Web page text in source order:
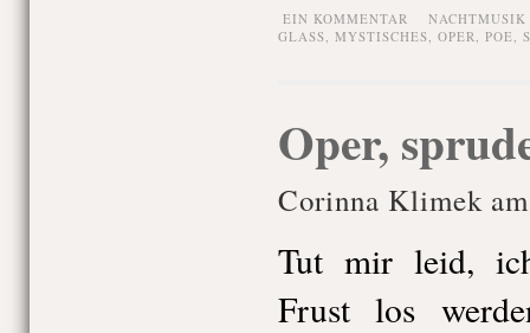
EIN KOMMENTAR
NACHTMUSIK
GLASS, MYSTISCHES, OPER, POE,
Oper,
Corinna Klimek
Tut mir leid,
Frust los